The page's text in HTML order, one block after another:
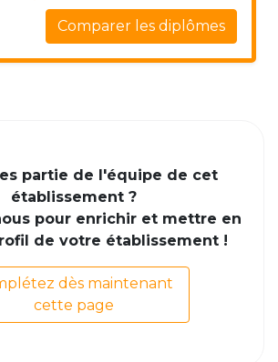
Comparer les diplômes
partie de l'équipe de cet
établissement ?
pour enrichir et mettre en
de votre établissement !
dès maintenant
cette page